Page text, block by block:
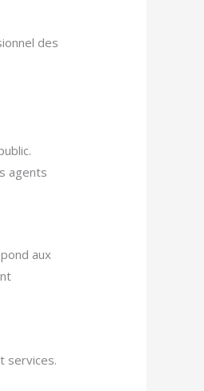
des
agents
aux
services.